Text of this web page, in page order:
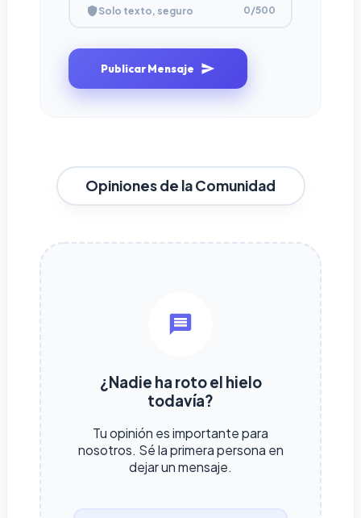
Solo texto, seguro 0/500
Publicar Mensaje
Opiniones de la Comunidad
¿Nadie ha roto el hielo
todavía?
Tu opinión es importante para
nosotros. Sé la primera persona en
dejar un mensaje.